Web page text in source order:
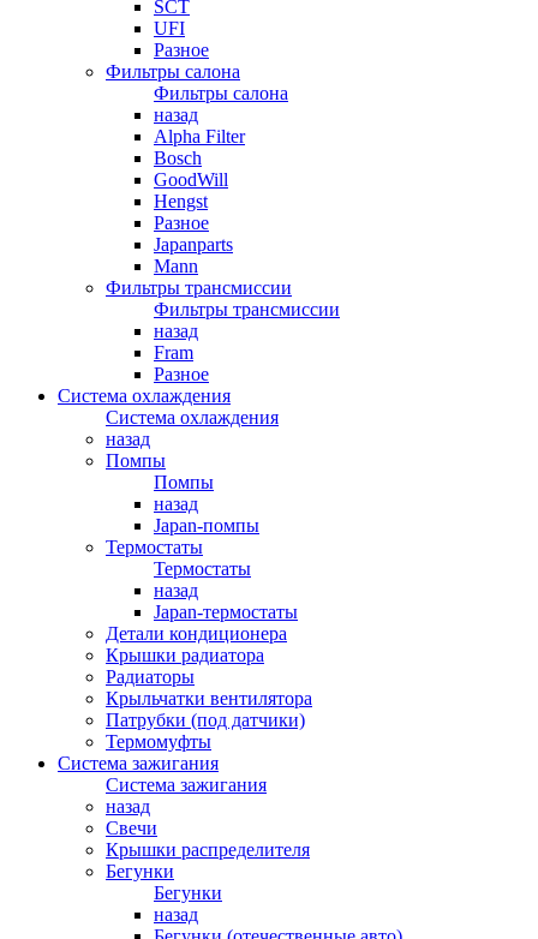
SCT
UFI
Разное
Фильтры салона
Фильтры салона
назад
Alpha Filter
Bosch
GoodWill
Hengst
Разное
Japanparts
Mann
Фильтры трансмиссии
Фильтры трансмиссии
назад
Fram
Разное
Система охлаждения
Система охлаждения
назад
Помпы
Помпы
назад
Japan-помпы
Термостаты
Термостаты
назад
Japan-термостаты
Детали кондиционера
Крышки радиатора
Радиаторы
Крыльчатки вентилятора
Патрубки (под датчики)
Термомуфты
Система зажигания
Система зажигания
назад
Свечи
Крышки распределителя
Бегунки
Бегунки
назад